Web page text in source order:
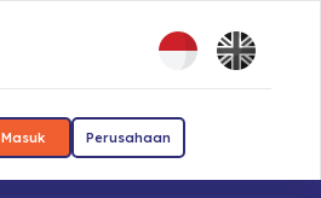
Masuk Perusahaan